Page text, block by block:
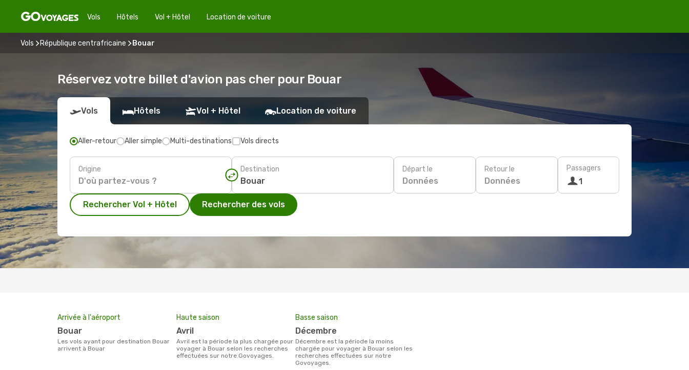
Vols Hôtels Vol + Hôtel Location de voiture
Vols République centrafricaine Bouar
Réservez votre billet d'avion pas cher pour Bouar
Vols Hôtels Vol + Hôtel Location de voiture
Aller-retour Aller simple Multi-destinations Vols directs
Origine Destination Départ le
Données
Retour le
Données
Passagers
1
Rechercher Vol + Hôtel Rechercher des vols
Arrivée à l'aéroport
Bouar
Les vols ayant pour destination Bouar
arrivent à Bouar
Haute saison
avril
avril est la période la plus chargée pour
voyager à Bouar selon les recherches
effectuées sur notre Govoyages.
Basse saison
décembre
décembre est la période la moins
chargée pour voyager à Bouar selon les
recherches effectuées sur notre
Govoyages.